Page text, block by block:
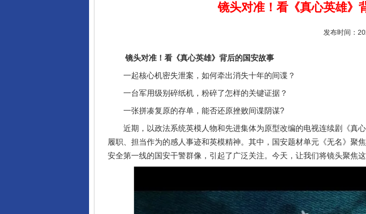
镜头对准！看《真心英雄》
发布时间：
镜头对准！看《真心英雄》背后的国安故事
一起核心机密失泄案，如何牵出消失十年的间谍？
一台军用级别碎纸机，粉碎了怎样的关键证据？
一张拼凑复原的存单，能否还原挫败间谍阴谋?
近期，以政法系统英模人物和先进集体为原型改编的电视连续剧《真
履职、担当作为的感人事迹和英模精神。其中，国安题材单元《无名》聚
安全第一线的国安干警群像，引起了广泛关注。今天，让我们将镜头聚焦这